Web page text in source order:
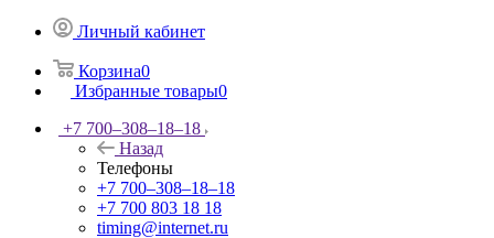
Личный кабинет
Корзина0
Избранные товары0
+7 700‒308‒18‒18
Назад
Телефоны
+7 700‒308‒18‒18
+7 700 803 18 18
timing@internet.ru